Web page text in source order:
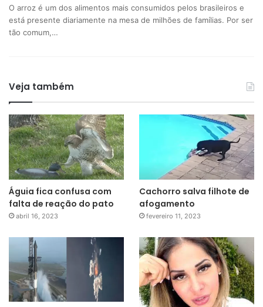
O arroz é um dos alimentos mais consumidos pelos brasileiros e
está presente diariamente na mesa de milhões de famílias. Por ser
tão comum,…
Veja também
Águia fica confusa com
falta de reação do pato
abril 16, 2023
Cachorro salva filhote de
afogamento
fevereiro 11, 2023